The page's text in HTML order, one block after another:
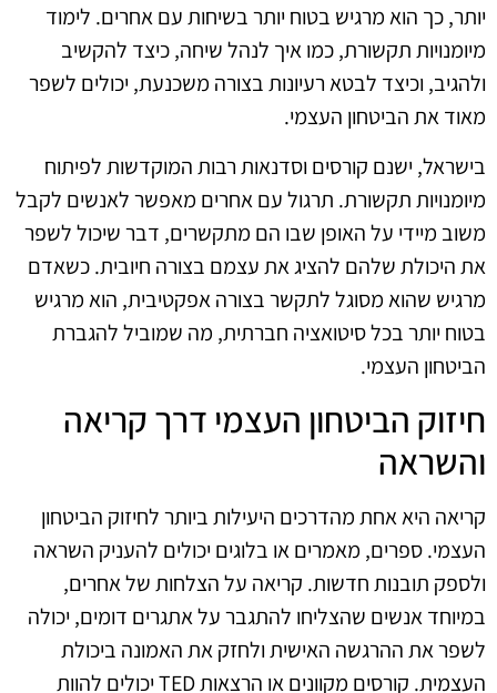
יותר, כך הוא מרגיש בטוח יותר בשיחות עם אחרים. לימוד
מיומנויות תקשורת, כמו איך לנהל שיחה, כיצד להקשיב
ולהגיב, וכיצד לבטא רעיונות בצורה משכנעת, יכולים לשפר
מאוד את הביטחון העצמי.
בישראל, ישנם קורסים וסדנאות רבות המוקדשות לפיתוח
מיומנויות תקשורת. תרגול עם אחרים מאפשר לאנשים לקבל
משוב מיידי על האופן שבו הם מתקשרים, דבר שיכול לשפר
את היכולת שלהם להציג את עצמם בצורה חיובית. כשאדם
מרגיש שהוא מסוגל לתקשר בצורה אפקטיבית, הוא מרגיש
בטוח יותר בכל סיטואציה חברתית, מה שמוביל להגברת
הביטחון העצמי.
חיזוק הביטחון העצמי דרך קריאה
והשראה
קריאה היא אחת מהדרכים היעילות ביותר לחיזוק הביטחון
העצמי. ספרים, מאמרים או בלוגים יכולים להעניק השראה
ולספק תובנות חדשות. קריאה על הצלחות של אחרים,
במיוחד אנשים שהצליחו להתגבר על אתגרים דומים, יכולה
לשפר את ההרגשה האישית ולחזק את האמונה ביכולת
העצמית. קורסים מקוונים או הרצאות TED יכולים להוות